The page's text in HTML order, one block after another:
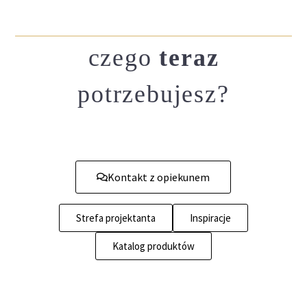
czegoteraz
potrzebujesz?
Kontakt z opiekunem
Strefa projektanta Inspiracje
Katalog produktów